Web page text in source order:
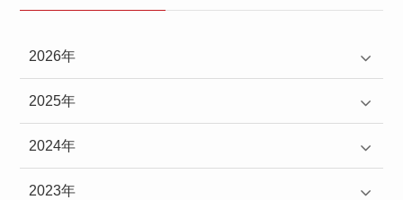
2026年
2025年
2024年
2023年